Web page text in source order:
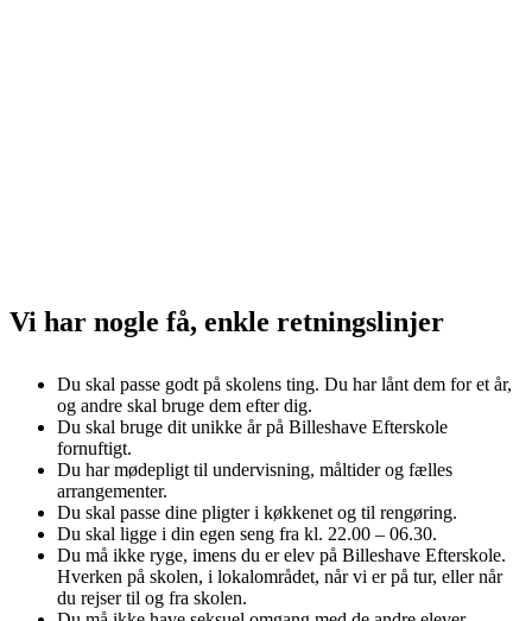
Vi har nogle få, enkle retningslinjer
Du skal passe godt på skolens ting. Du har lånt dem for et år,
og andre skal bruge dem efter dig.
Du skal bruge dit unikke år på Billeshave Efterskole
fornuftigt.
Du har mødepligt til undervisning, måltider og fælles
arrangementer.
Du skal passe dine pligter i køkkenet og til rengøring.
Du skal ligge i din egen seng fra kl. 22.00 – 06.30.
Du må ikke ryge, imens du er elev på Billeshave Efterskole.
Hverken på skolen, i lokalområdet, når vi er på tur, eller når
du rejser til og fra skolen.